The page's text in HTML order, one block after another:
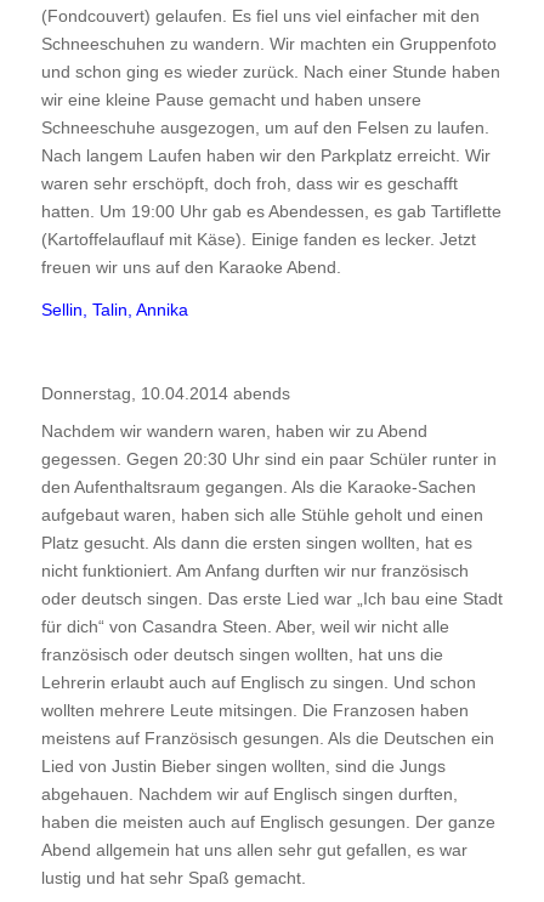
(Fondcouvert) gelaufen. Es fiel uns viel einfacher mit den
Schneeschuhen zu wandern. Wir machten ein Gruppenfoto
und schon ging es wieder zurück. Nach einer Stunde haben
wir eine kleine Pause gemacht und haben unsere
Schneeschuhe ausgezogen, um auf den Felsen zu laufen.
Nach langem Laufen haben wir den Parkplatz erreicht. Wir
waren sehr erschöpft, doch froh, dass wir es geschafft
hatten. Um 19:00 Uhr gab es Abendessen, es gab Tartiflette
(Kartoffelauflauf mit Käse). Einige fanden es lecker. Jetzt
freuen wir uns auf den Karaoke Abend.
Sellin, Talin, Annika
Donnerstag, 10.04.2014 abends
Nachdem wir wandern waren, haben wir zu Abend
gegessen. Gegen 20:30 Uhr sind ein paar Schüler runter in
den Aufenthaltsraum gegangen. Als die Karaoke-Sachen
aufgebaut waren, haben sich alle Stühle geholt und einen
Platz gesucht. Als dann die ersten singen wollten, hat es
nicht funktioniert. Am Anfang durften wir nur französisch
oder deutsch singen. Das erste Lied war „Ich bau eine Stadt
für dich“ von Casandra Steen. Aber, weil wir nicht alle
französisch oder deutsch singen wollten, hat uns die
Lehrerin erlaubt auch auf Englisch zu singen. Und schon
wollten mehrere Leute mitsingen. Die Franzosen haben
meistens auf Französisch gesungen. Als die Deutschen ein
Lied von Justin Bieber singen wollten, sind die Jungs
abgehauen. Nachdem wir auf Englisch singen durften,
haben die meisten auch auf Englisch gesungen. Der ganze
Abend allgemein hat uns allen sehr gut gefallen, es war
lustig und hat sehr Spaß gemacht.